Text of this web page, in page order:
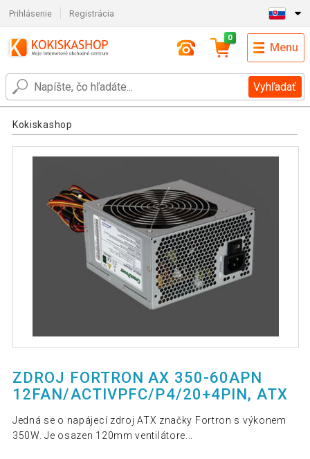
Prihlásenie Registrácia
Vyhľadať
0
Menu
Kokiskashop
ZDROJ FORTRON AX 350-60APN
12FAN/ACTIVPFC/P4/20+4PIN, ATX
Jedná se o napájecí zdroj ATX značky Fortron s výkonem
350W. Je osazen 120mm ventilátore...